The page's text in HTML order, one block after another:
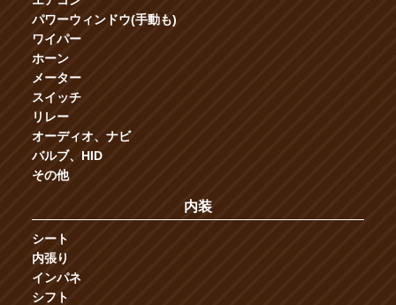
パワーウィンドウ(手動も)
ワイパー
ホーン
メーター
スイッチ
リレー
オーディオ、ナビ
バルブ、HID
その他
内装
シート
内張り
インパネ
シフト